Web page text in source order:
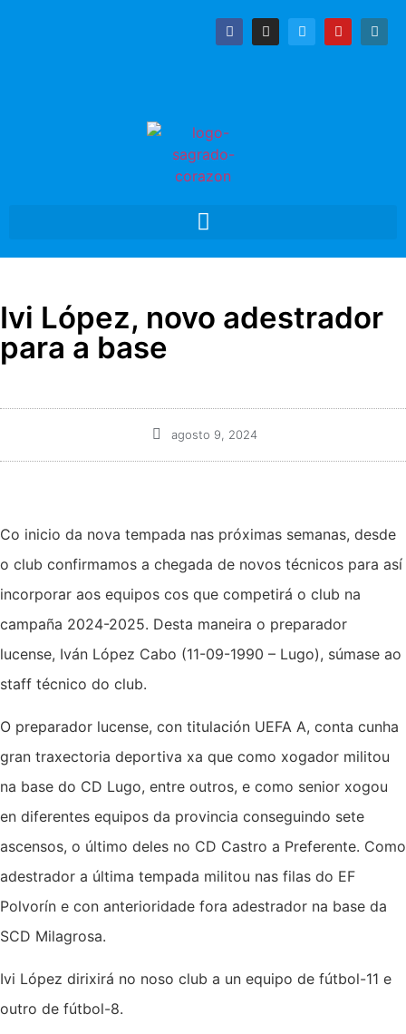
Ivi López, novo adestrador
para a base
agosto 9, 2024
Co inicio da nova tempada nas próximas semanas, desde
o club confirmamos a chegada de novos técnicos para así
incorporar aos equipos cos que competirá o club na
campaña 2024-2025. Desta maneira o preparador
lucense, Iván López Cabo (11-09-1990 – Lugo), súmase ao
staff técnico do club.
O preparador lucense, con titulación UEFA A, conta cunha
gran traxectoria deportiva xa que como xogador militou
na base do CD Lugo, entre outros, e como senior xogou
en diferentes equipos da provincia conseguindo sete
ascensos, o último deles no CD Castro a Preferente. Como
adestrador a última tempada militou nas filas do EF
Polvorín e con anterioridade fora adestrador na base da
SCD Milagrosa.
Ivi López dirixirá no noso club a un equipo de fútbol-11 e
outro de fútbol-8.